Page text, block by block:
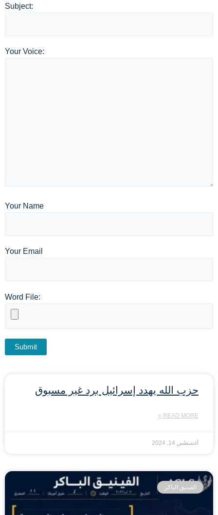
Subject:
Your Voice:
Your Name
Your Email
Word File:
حزب الله يهدد إسرائيل برد غير مسبوق
READ MORE »
أغسطس 14, 2024
الفينيق الباكر